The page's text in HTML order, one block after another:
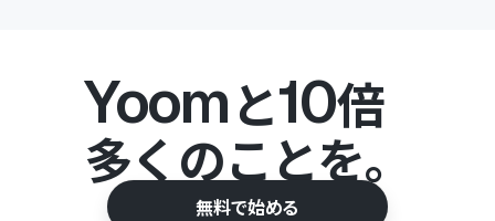
Yoomと10倍
多くのことを。
無料で始める